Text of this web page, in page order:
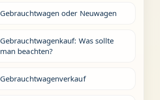
Gebrauchtwagen oder Neuwagen
Gebrauchtwagenkauf: Was sollte
man beachten?
Gebrauchtwagenverkauf